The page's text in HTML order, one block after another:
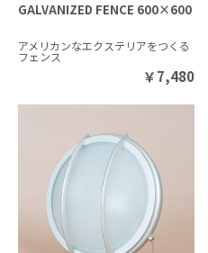
GALVANIZED FENCE 600×600
アメリカンなエクステリアをつくる
フェンス
￥7,480